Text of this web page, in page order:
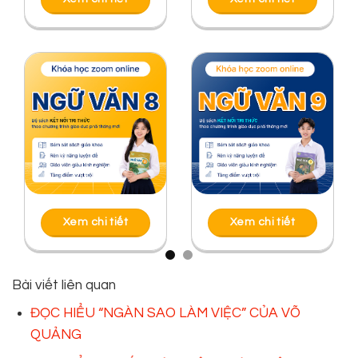
Xem chi tiết Xem chi tiết
Bài viết liên quan
ĐỌC HIỂU “NGÀN SAO LÀM VIỆC” CỦA VÕ
QUẢNG